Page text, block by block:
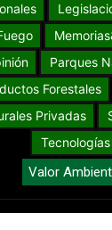
Parques
Forestales
Privadas
Tecnologías
Valor